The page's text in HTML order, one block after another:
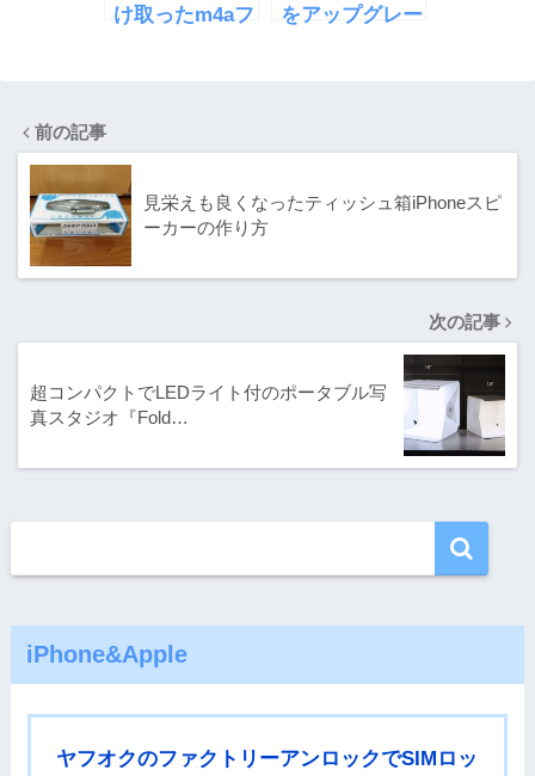
け取ったm4aフ
をアップグレー
前の記事
見栄えも良くなったティッシュ箱iPhoneスピ
ーカーの作り方
次の記事
超コンパクトでLEDライト付のポータブル写
真スタジオ『Fold…
iPhone&Apple
ヤフオクのファクトリーアンロックでSIMロッ